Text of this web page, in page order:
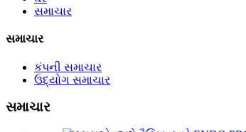
સમાચાર
સમાચાર
કંપની સમાચાર
ઉદ્યોગ સમાચાર
સમાચાર